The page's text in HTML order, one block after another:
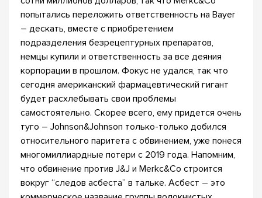
попытались переложить ответственность на Bayer
– дескать, вместе с приобретением
подразделения безрецептурных препаратов,
немцы купили и ответственность за все деяния
корпорации в прошлом. Фокус не удался, так что
сегодня американский фармацевтический гигант
будет расхлебывать свои проблемы
самостоятельно. Скорее всего, ему придется очень
туго – Johnson&Johnson только-только добился
относительного паритета с обвинением, уже понеся
многомиллиардные потери с 2019 года. Напомним,
что обвинение против J&J и Merkc&Co строится
вокруг “следов асбеста” в тальке. Асбест – это